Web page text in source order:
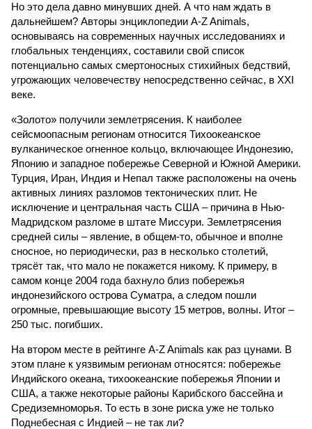
Но это дела давно минувших дней. А что нам ждать в
дальнейшем? Авторы энциклопедии A-Z Animals,
основываясь на современных научных исследованиях и
глобальных тенденциях, составили свой список
потенциально самых смертоносных стихийных бедствий,
угрожающих человечеству непосредственно сейчас, в XXI
веке.
«Золото» получили землетрясения. К наиболее
сейсмоопасным регионам относится Тихоокеанское
вулканическое огненное кольцо, включающее Индонезию,
Японию и западное побережье Северной и Южной Америки.
Турция, Иран, Индия и Непал также расположены на очень
активных линиях разломов тектонических плит. Не
исключение и центральная часть США – причина в Нью-
Мадридском разломе в штате Миссури. Землетрясения
средней силы – явление, в общем-то, обычное и вполне
сносное, но периодически, раз в несколько столетий,
трясёт так, что мало не покажется никому. К примеру, в
самом конце 2004 года бахнуло близ побережья
индонезийского острова Суматра, а следом пошли
огромные, превышающие высоту 15 метров, волны. Итог –
250 тыс. погибших.
На втором месте в рейтинге A-Z Animals как раз цунами. В
этом плане к уязвимым регионам относятся: побережье
Индийского океана, тихо­океанские побережья Японии и
США, а также некоторые районы Карибского бассейна и
Средиземноморья. То есть в зоне риска уже не только
Поднебесная с Индией – не так ли?